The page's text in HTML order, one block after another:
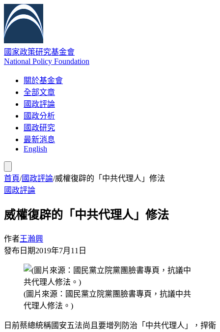
國家政策研究基金會
National Policy Foundation
關於基金會
全部文章
國政評論
國政分析
國政研究
最新消息
English
首頁/國政評論/威權復辟的「中共代理人」修法
國政評論
威權復辟的「中共代理人」修法
作者王瀚興
發布日期2019年7月11日
(圖片來源：國民黨立院黨團臉書專頁，抗議中共
代理人修法。)
日前蔡總統稱國安五法尚且要增列防治「中共代理人」，捍衛